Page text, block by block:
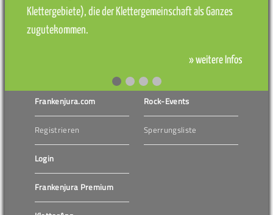
Klettergebiete), die der Klettergemeinschaft als Ganzes
zugutekommen.
» weitere Infos
Frankenjura.com
Registrieren
Login
Frankenjura Premium
Rock-Events
Sperrungsliste